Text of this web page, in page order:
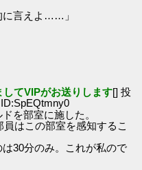
に言えよ……」
してVIPがお送りします[] 投
を部室に施した。
はこの部室を感知するこ
30分のみ。これが私ので